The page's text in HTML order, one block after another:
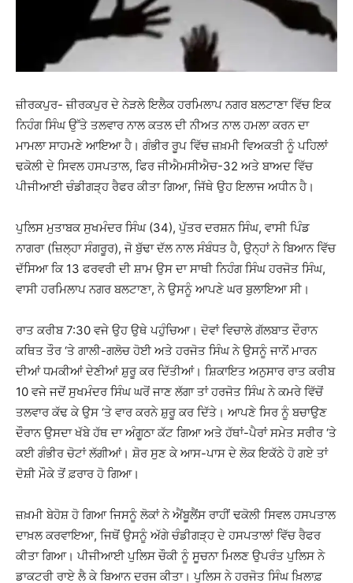
ਜ਼ੀਰਕਪੁਰ- ਜ਼ੀਰਕਪੁਰ ਦੇ ਨੇੜਲੇ ਇਲੈਕ ਹਰਮਿਲਾਪ ਨਗਰ ਬਲਟਾਣਾ ਵਿੱਚ ਇਕ
ਨਿਹੰਗ ਸਿੰਘ ਉੱਤੇ ਤਲਵਾਰ ਨਾਲ ਕਤਲ ਦੀ ਨੀਅਤ ਨਾਲ ਹਮਲਾ ਕਰਨ ਦਾ
ਮਾਮਲਾ ਸਾਹਮਣੇ ਆਇਆ ਹੈ। ਗੰਭੀਰ ਰੂਪ ਵਿੱਚ ਜ਼ਖ਼ਮੀ ਵਿਅਕਤੀ ਨੂੰ ਪਹਿਲਾਂ
ਢਕੋਲੀ ਦੇ ਸਿਵਲ ਹਸਪਤਾਲ, ਫਿਰ ਜੀਐਮਸੀਐਚ-32 ਅਤੇ ਬਾਅਦ ਵਿੱਚ
ਪੀਜੀਆਈ ਚੰਡੀਗੜ੍ਹ ਰੈਫਰ ਕੀਤਾ ਗਿਆ, ਜਿੱਥੇ ਉਹ ਇਲਾਜ ਅਧੀਨ ਹੈ।
ਪੁਲਿਸ ਮੁਤਾਬਕ ਸੁਖਮੰਦਰ ਸਿੰਘ (34), ਪੁੱਤਰ ਦਰਸ਼ਨ ਸਿੰਘ, ਵਾਸੀ ਪਿੰਡ
ਨਾਗਰਾ (ਜ਼ਿਲ੍ਹਾ ਸੰਗਰੂਰ), ਜੋ ਬੁੱਢਾ ਦੱਲ ਨਾਲ ਸੰਬੰਧਤ ਹੈ, ਉਨ੍ਹਾਂ ਨੇ ਬਿਆਨ ਵਿੱਚ
ਦੱਸਿਆ ਕਿ 13 ਫਰਵਰੀ ਦੀ ਸ਼ਾਮ ਉਸ ਦਾ ਸਾਥੀ ਨਿਹੰਗ ਸਿੰਘ ਹਰਜੋਤ ਸਿੰਘ,
ਵਾਸੀ ਹਰਮਿਲਾਪ ਨਗਰ ਬਲਟਾਣਾ, ਨੇ ਉਸਨੂੰ ਆਪਣੇ ਘਰ ਬੁਲਾਇਆ ਸੀ।
ਰਾਤ ਕਰੀਬ 7:30 ਵਜੇ ਉਹ ਉਥੇ ਪਹੁੰਚਿਆ। ਦੋਵਾਂ ਵਿਚਾਲੇ ਗੱਲਬਾਤ ਦੌਰਾਨ
ਕਥਿਤ ਤੌਰ ‘ਤੇ ਗਾਲੀ-ਗਲੋਚ ਹੋਈ ਅਤੇ ਹਰਜੋਤ ਸਿੰਘ ਨੇ ਉਸਨੂੰ ਜਾਨੋਂ ਮਾਰਨ
ਦੀਆਂ ਧਮਕੀਆਂ ਦੇਣੀਆਂ ਸ਼ੁਰੂ ਕਰ ਦਿੱਤੀਆਂ। ਸ਼ਿਕਾਇਤ ਅਨੁਸਾਰ ਰਾਤ ਕਰੀਬ
10 ਵਜੇ ਜਦੋਂ ਸੁਖਮੰਦਰ ਸਿੰਘ ਘਰੋਂ ਜਾਣ ਲੱਗਾ ਤਾਂ ਹਰਜੋਤ ਸਿੰਘ ਨੇ ਕਮਰੇ ਵਿੱਚੋਂ
ਤਲਵਾਰ ਕੱਢ ਕੇ ਉਸ ‘ਤੇ ਵਾਰ ਕਰਨੇ ਸ਼ੁਰੂ ਕਰ ਦਿੱਤੇ। ਆਪਣੇ ਸਿਰ ਨੂੰ ਬਚਾਉਣ
ਦੌਰਾਨ ਉਸਦਾ ਖੱਬੇ ਹੱਥ ਦਾ ਅੰਗੂਠਾ ਕੱਟ ਗਿਆ ਅਤੇ ਹੱਥਾਂ-ਪੈਰਾਂ ਸਮੇਤ ਸਰੀਰ ‘ਤੇ
ਕਈ ਗੰਭੀਰ ਚੋਟਾਂ ਲੱਗੀਆਂ। ਸ਼ੋਰ ਸੁਣ ਕੇ ਆਸ-ਪਾਸ ਦੇ ਲੋਕ ਇਕੱਠੇ ਹੋ ਗਏ ਤਾਂ
ਦੋਸ਼ੀ ਮੌਕੇ ਤੋਂ ਫ਼ਰਾਰ ਹੋ ਗਿਆ।
ਜ਼ਖ਼ਮੀ ਬੇਹੋਸ਼ ਹੋ ਗਿਆ ਜਿਸਨੂੰ ਲੋਕਾਂ ਨੇ ਐਂਬੂਲੈਂਸ ਰਾਹੀਂ ਢਕੋਲੀ ਸਿਵਲ ਹਸਪਤਾਲ
ਦਾਖ਼ਲ ਕਰਵਾਇਆ, ਜਿਥੋਂ ਉਸਨੂੰ ਅੱਗੇ ਚੰਡੀਗੜ੍ਹ ਦੇ ਹਸਪਤਾਲਾਂ ਵਿੱਚ ਰੈਫਰ
ਕੀਤਾ ਗਿਆ। ਪੀਜੀਆਈ ਪੁਲਿਸ ਚੌਕੀ ਨੂੰ ਸੂਚਨਾ ਮਿਲਣ ਉਪਰੰਤ ਪੁਲਿਸ ਨੇ
ਡਾਕਟਰੀ ਰਾਏ ਲੈ ਕੇ ਬਿਆਨ ਦਰਜ ਕੀਤਾ। ਪੁਲਿਸ ਨੇ ਹਰਜੋਤ ਸਿੰਘ ਖ਼ਿਲਾਫ਼